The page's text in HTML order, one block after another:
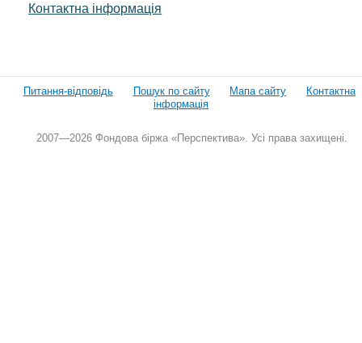
Контактна інформація
Питання-відповідь Пошук по сайту Мапа сайту
Контактна
інформація
2007—2026 Фондова біржа «Перспектива». Усі права захищені.